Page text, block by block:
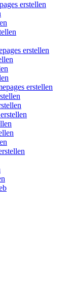
erstellen
erstellen
erstellen